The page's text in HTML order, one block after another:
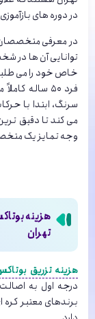
در دوره های
در معرفی
توانایی آن ها در
فرد ۵۰
سرنگ، ابتدا با
می کند تا دقیق
وجه تمایز یک
هزینه
تهران
هزینه تزریق
درجه اول به
برندهای معتبر